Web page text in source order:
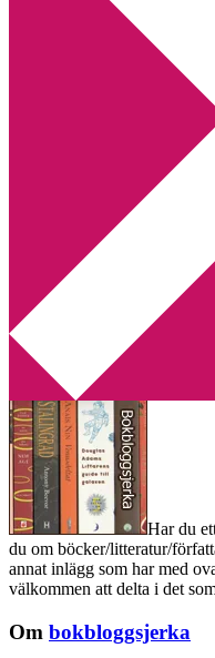
Kontakt
Webbshop Amazon
Utskriftscentralen
Min tv-blogg
You are here:Home
2015-02-06 by
Har du
du om böcker/litteratur/
annat inlägg som har med
välkommen att delta i det
Om bokbloggsjerka